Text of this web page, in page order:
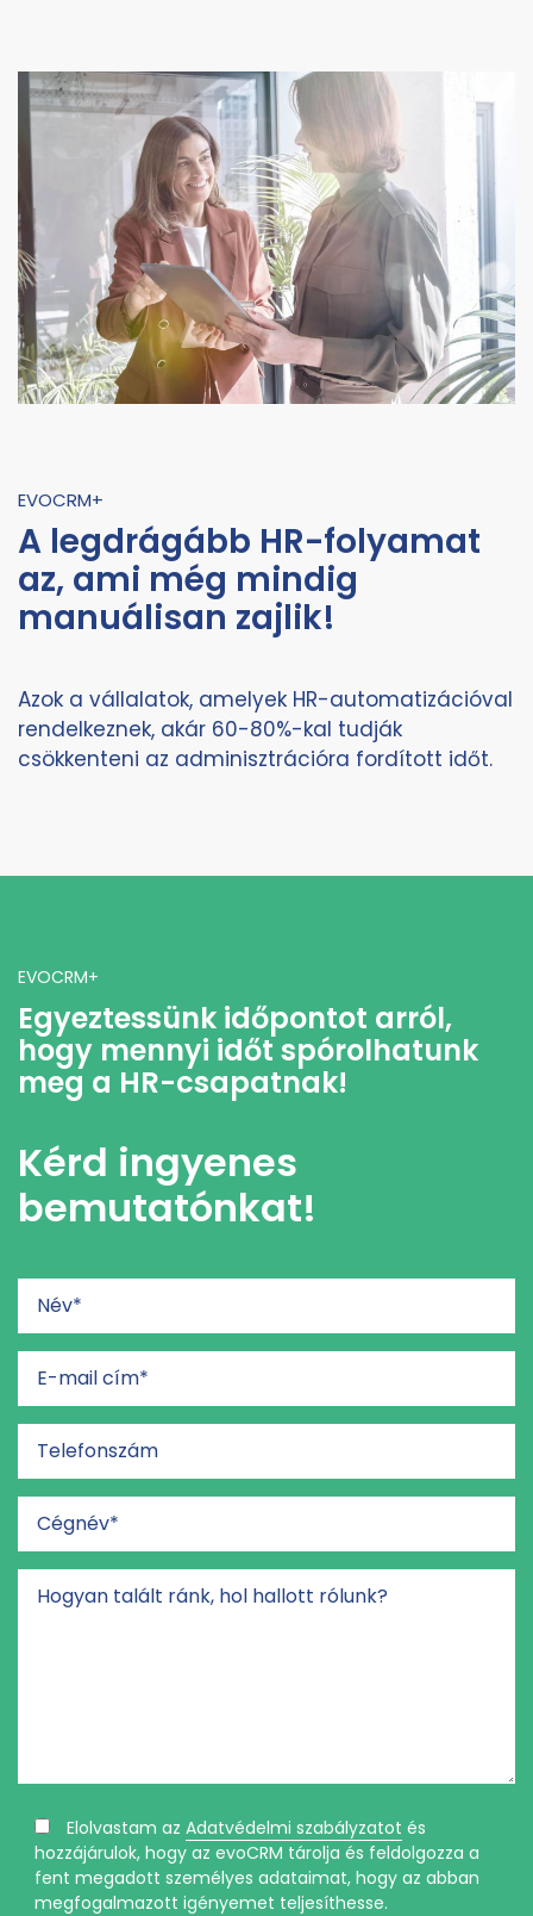
EVOCRM+
A legdrágább HR-folyamat
az, ami még mindig
manuálisan zajlik!
Azok a vállalatok, amelyek HR-automatizációval
rendelkeznek, akár 60-80%-kal tudják
csökkenteni az adminisztrációra fordított időt.
EVOCRM+
Egyeztessünk időpontot arról,
hogy mennyi időt spórolhatunk
meg a HR-csapatnak!
Kérd ingyenes
bemutatónkat!
Elolvastam az Adatvédelmi szabályzatot és
hozzájárulok, hogy az evoCRM tárolja és feldolgozza a
fent megadott személyes adataimat, hogy az abban
megfogalmazott igényemet teljesíthesse.